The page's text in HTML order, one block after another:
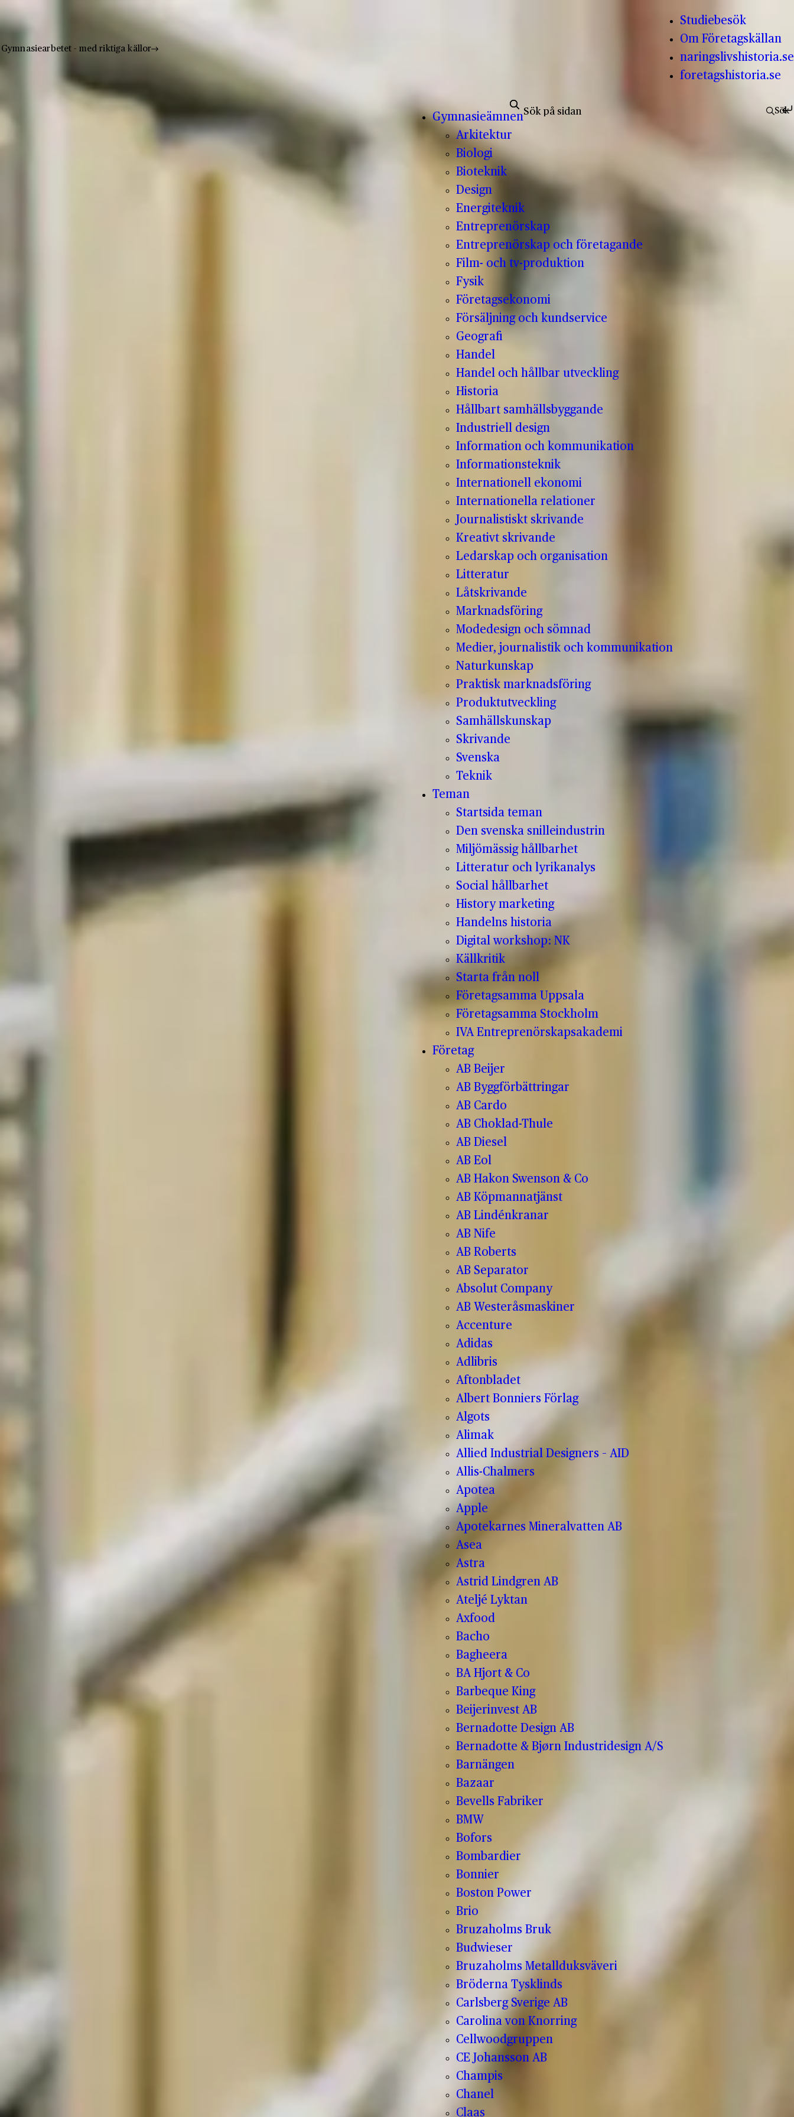
Gymnasiearbetet - med riktiga källor
Studiebesök
Om Företagskällan
naringslivshistoria.se
foretagshistoria.se
Gymnasieämnen
Arkitektur
Biologi
Bioteknik
Design
Energiteknik
Entreprenörskap
Entreprenörskap och företagande
Film- och tv-produktion
Fysik
Företagsekonomi
Försäljning och kundservice
Geografi
Handel
Handel och hållbar utveckling
Historia
Hållbart samhällsbyggande
Industriell design
Information och kommunikation
Informationsteknik
Internationell ekonomi
Internationella relationer
Journalistiskt skrivande
Kreativt skrivande
Ledarskap och organisation
Litteratur
Låtskrivande
Marknadsföring
Modedesign och sömnad
Medier, journalistik och kommunikation
Naturkunskap
Praktisk marknadsföring
Produktutveckling
Samhällskunskap
Skrivande
Svenska
Teknik
Teman
Startsida teman
Den svenska snilleindustrin
Miljömässig hållbarhet
Litteratur och lyrikanalys
Social hållbarhet
History marketing
Handelns historia
Digital workshop: NK
Källkritik
Starta från noll
Företagsamma Uppsala
Företagsamma Stockholm
IVA Entreprenörskapsakademi
Företag
AB Beijer
AB Byggförbättringar
AB Cardo
AB Choklad-Thule
AB Diesel
AB Eol
AB Hakon Swenson & Co
AB Köpmannatjänst
AB Lindénkranar
AB Nife
AB Roberts
AB Separator
Absolut Company
AB Westeråsmaskiner
Accenture
Adidas
Adlibris
Aftonbladet
Albert Bonniers Förlag
Algots
Alimak
Allied Industrial Designers – AID
Allis-Chalmers
Apotea
Apple
Apotekarnes Mineralvatten AB
Asea
Astra
Astrid Lindgren AB
Ateljé Lyktan
Axfood
Bacho
Bagheera
BA Hjort & Co
Barbeque King
Beijerinvest AB
Bernadotte Design AB
Bernadotte & Bjørn Industridesign A/S
Barnängen
Bazaar
Bevells Fabriker
BMW
Bofors
Bombardier
Bonnier
Boston Power
Brio
Bruzaholms Bruk
Budwieser
Bruzaholms Metallduksväveri
Bröderna Tysklinds
Carlsberg Sverige AB
Carolina von Knorring
Cellwoodgruppen
CE Johansson AB
Champis
Chanel
Claas
Sök efter: Sök